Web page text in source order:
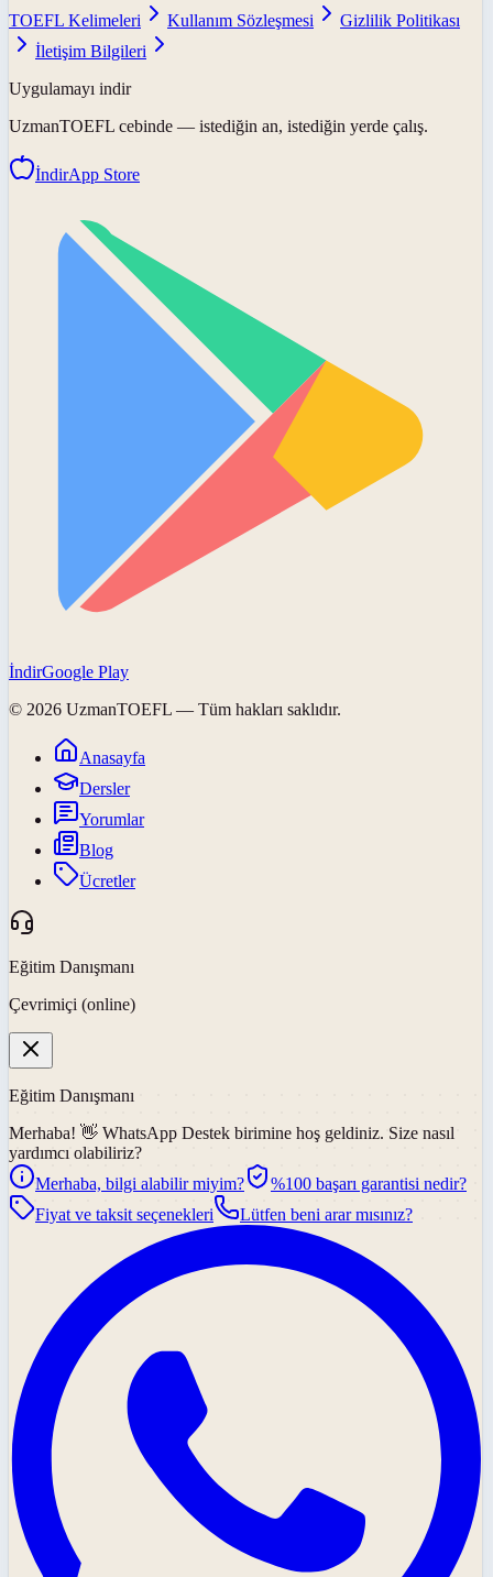
TOEFL Kelimeleri
Kullanım Sözleşmesi
Gizlilik Politikası
İletişim Bilgileri
Uygulamayı indir
UzmanTOEFL cebinde — istediğin an, istediğin yerde çalış.
İndirApp Store
İndirGoogle Play
© 2026 UzmanTOEFL — Tüm hakları saklıdır.
Anasayfa
Dersler
Yorumlar
Blog
Ücretler
Eğitim Danışmanı
Çevrimiçi (online)
Eğitim Danışmanı
Merhaba! 👋 WhatsApp Destek birimine hoş geldiniz. Size nasıl
yardımcı olabiliriz?
Merhaba, bilgi alabilir miyim?
%100 başarı garantisi nedir?
Fiyat ve taksit seçenekleri
Lütfen beni arar mısınız?